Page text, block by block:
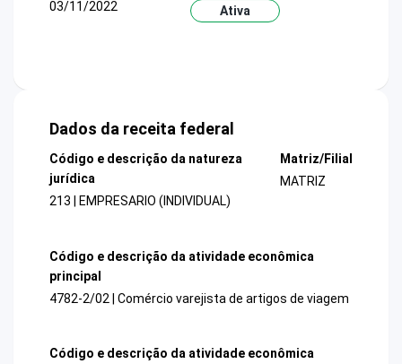
03/11/2022
Ativa
Dados da receita federal
Código e descrição da natureza
jurídica
213 | EMPRESARIO (INDIVIDUAL)
Matriz/Filial
MATRIZ
Código e descrição da atividade econômica
principal
4782-2/02 | Comércio varejista de artigos de viagem
Código e descrição da atividade econômica